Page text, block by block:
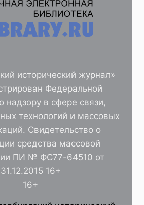
исторический журнал»
Федеральной
надзору в сфере связи,
технологий и массовых
Свидетельство о
средства массовой
ПИ № ФС77-64510 от
31.12.2015 16+
16+